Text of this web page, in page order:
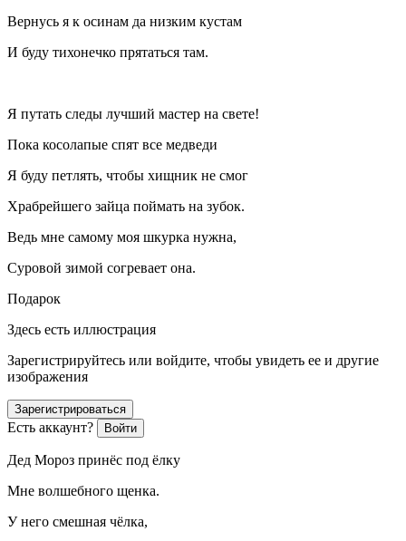
Вернусь я к осинам да низким кустам
И буду тихонечко прятаться там.
Я путать следы лучший мастер на свете!
Пока косолапые спят все медведи
Я буду петлять, чтобы хищник не смог
Храбрейшего зайца поймать на зубок.
Ведь мне самому моя шкурка нужна,
Суровой зимой согревает она.
Подарок
Здесь есть иллюстрация
Зарегистрируйтесь или войдите, чтобы увидеть ее и другие
изображения
Зарегистрироваться
Есть аккаунт? Войти
Дед Мороз принёс под ёлку
Мне волшебного щенка.
У него смешная чёлка,